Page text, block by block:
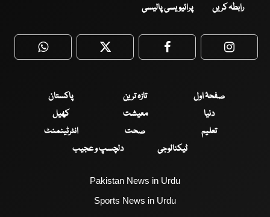
رابطہ کریں پرائیویسی پالیسی
WhatsApp Twitter Facebook
صفحۂ اول تازہ ترین
پاکستان
دنیا
معیشت
کھیل
تعلیم
صحت
انٹرٹینمنٹ
ٹیکنالوجی
دلچسپ و عجیب
Pakistan News in Urdu
Sports News in Urdu